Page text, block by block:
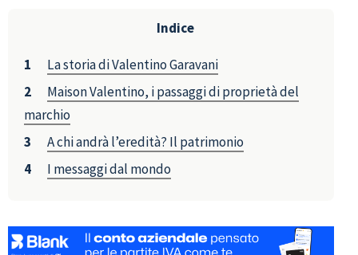
Indice
La storia di Valentino Garavani
Maison Valentino, i passaggi di proprietà del
marchio
A chi andrà l’eredità? Il patrimonio
I messaggi dal mondo